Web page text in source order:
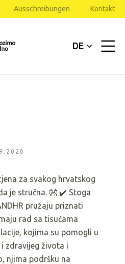
Ausschreibungen Kontakt
DE
za svakog hrvatskog
je stručna. 👐 ✔️ Stoga
pružaju priznati
rad sa tisućama
kojima su pomogli u
zdravijeg života i
njima podršku na